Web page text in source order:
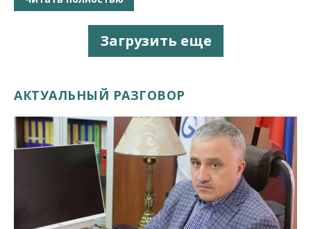
Загрузить еще
АКТУАЛЬНЫЙ РАЗГОВОР